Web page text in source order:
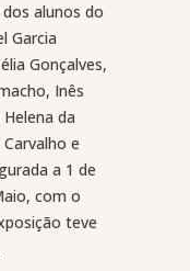
alunos do
Garcia
Gonçalves,
Inês
da
e
a 1 de
com o
teve